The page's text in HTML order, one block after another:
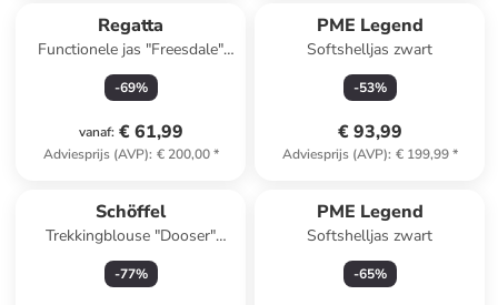
Regatta
Functionele jas "Freesdale"
grijs
-69%
vanaf: € 61,99
Adviesprijs (AVP): € 200,00*
PME Legend
Softshelljas zwart
-53%
€ 93,99
Adviesprijs (AVP): € 199,99*
Schöffel
Trekkingblouse "Dooser"
olijfgroen
-77%
PME Legend
Softshelljas zwart
-65%